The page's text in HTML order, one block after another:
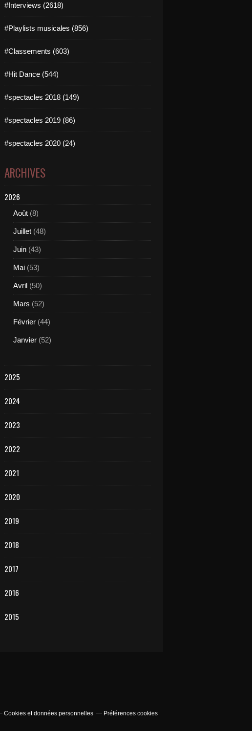
#Interviews (2618)
#Playlists musicales (856)
#Classements (603)
#Hit Dance (544)
#spectacles 2018 (149)
#spectacles 2019 (86)
#spectacles 2020 (24)
ARCHIVES
2026
Août (8)
Juillet (48)
Juin (43)
Mai (53)
Avril (50)
Mars (52)
Février (44)
Janvier (52)
2025
2024
2023
2022
2021
2020
2019
2018
2017
2016
2015
Cookies et données personnelles Préférences cookies